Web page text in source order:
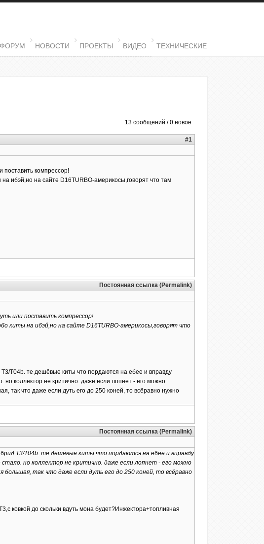
MENU
ФОРУМ НОВОСТИ ПРОЕКТЫ ВИДЕО ТЕХНИЧЕСКИЕ
13 сообщений / 0 новое
#1
поставить компрессор!
ибэй,но на сайте D16TURBO-америкосы,говорят что там
Постоянная ссылка (Permalink)
или поставить компрессор!
киты на ибэй,но на сайте D16TURBO-америкосы,говорят что
T04b. те дешёвые киты что пордаются на ебее и вправду
но коллектор не критично. даже если лопнет - его можно
так что даже если дуть его до 250 коней, то всёравно нужно
Постоянная ссылка (Permalink)
T3/T04b. те дешёвые киты что пордаются на ебее и вправду
но коллектор не критично. даже если лопнет - его можно
так что даже если дуть его до 250 коней, то всёравно
ковкой до скольки вдуть мона будет?Инжектора+топливная